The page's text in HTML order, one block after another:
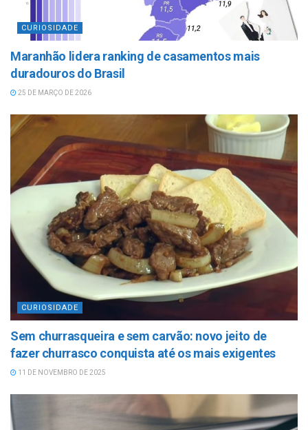
CURIOSIDADE
Maranhão lidera ranking de casamentos mais
duradouros do Brasil
25 DE MARÇO DE 2026
CURIOSIDADE
Sem churrasqueira e sem carvão: novo jeito de
fazer churrasco conquista até os mais exigentes
11 DE NOVEMBRO DE 2025